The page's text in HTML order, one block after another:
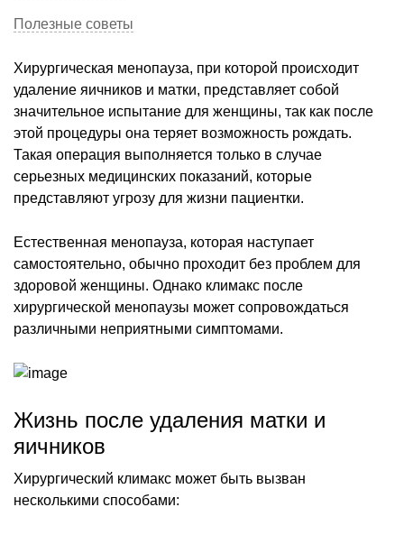
Полезные советы
Хирургическая менопауза, при которой происходит
удаление яичников и матки, представляет собой
значительное испытание для женщины, так как после
этой процедуры она теряет возможность рождать.
Такая операция выполняется только в случае
серьезных медицинских показаний, которые
представляют угрозу для жизни пациентки.
Естественная менопауза, которая наступает
самостоятельно, обычно проходит без проблем для
здоровой женщины. Однако климакс после
хирургической менопаузы может сопровождаться
различными неприятными симптомами.
Жизнь после удаления матки и
яичников
Хирургический климакс может быть вызван
несколькими способами: